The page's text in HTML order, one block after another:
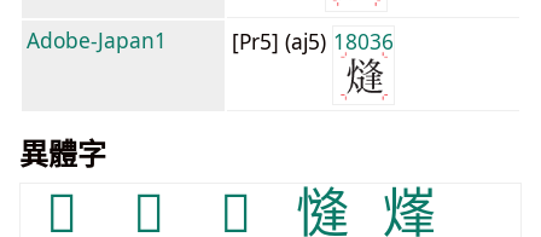
Adobe-Japan1 [Pr5] (aj5) 18036
異體字
𤊡 𤑫 𬔲 㦀 㷨